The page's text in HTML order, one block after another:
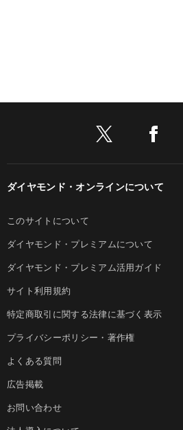
ダイヤモンド・オンラインについて
このサイトについて
ダイヤモンド・プレミアムについて
ダイヤモンド・プレミアム活用ガイド
サイト利用規約
特定商取引に関する法律に基づく表示
プライバシーポリシー・著作権
よくある質問
広告掲載
お問い合わせ